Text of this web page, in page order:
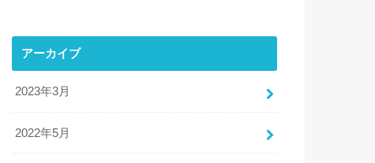
アーカイブ
2023年3月
2022年5月